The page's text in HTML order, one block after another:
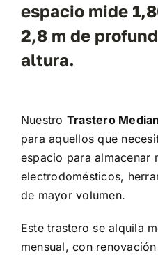
espacio mide
2,8 m de
altura.
Nuestro Trastero
para aquellos que
espacio para almacenar
electrodomésticos,
de mayor volumen.
Este trastero se alquila
mensual, con